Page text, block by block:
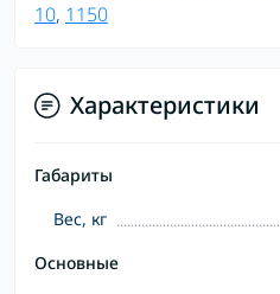
10, 1150
Характеристики
Габариты
Вес, кг
Основные